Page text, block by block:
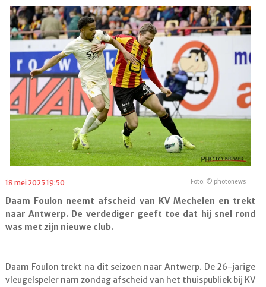
Foto: © photonews
18 mei 2025 19:50
Daam Foulon neemt afscheid van KV Mechelen en trekt
naar Antwerp. De verdediger geeft toe dat hij snel rond
was met zijn nieuwe club.
Daam Foulon trekt na dit seizoen naar Antwerp. De 26-jarige
vleugelspeler nam zondag afscheid van het thuispubliek bij KV